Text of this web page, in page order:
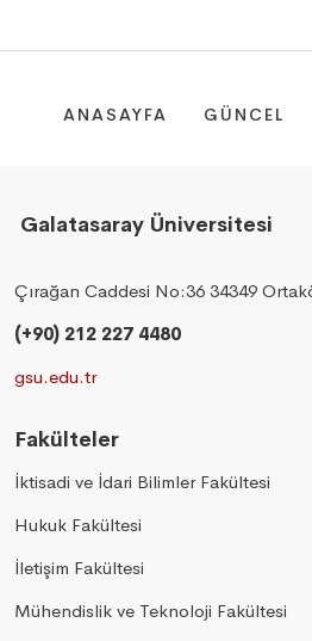
ANASAYFA GÜNCEL
Galatasaray Üniversitesi
Çırağan Caddesi No:36 34349
(+90) 212 227 4480
gsu.edu.tr
Fakülteler
İktisadi ve İdari Bilimler Fakültesi
Hukuk Fakültesi
İletişim Fakültesi
Mühendislik ve Teknoloji Fakültesi